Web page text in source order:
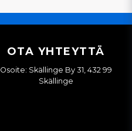
OTA YHTEYTTÄ
Osoite: Skällinge By 31, 432 99
Skällinge